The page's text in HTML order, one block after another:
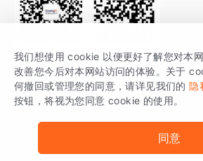
SDK 文档
场景指南
关注公众号 获取更多干货
GrowingIO 是专注于数据智能分析与增长的品
分析云。
版权所有 © 北京易数科技有限公司
我们想使用 cookie 以便更好了解您对本
改善您今后对本网站访问的体验。关于
何撤回或管理您的同意，请详见我们的 隐
按钮，将视为您同意 cookie 的使用。
同意